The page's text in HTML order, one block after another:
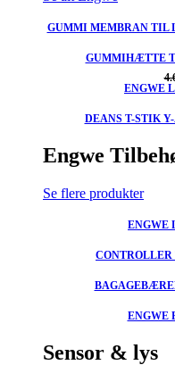
GUMMI MEMBRAN TIL
GUMMIHÆTTE
ENGWE
DEANS T-STIK
Engwe
Se flere produkter
ENGWE
CONTROLLER
ENGWE
Sensor & lys